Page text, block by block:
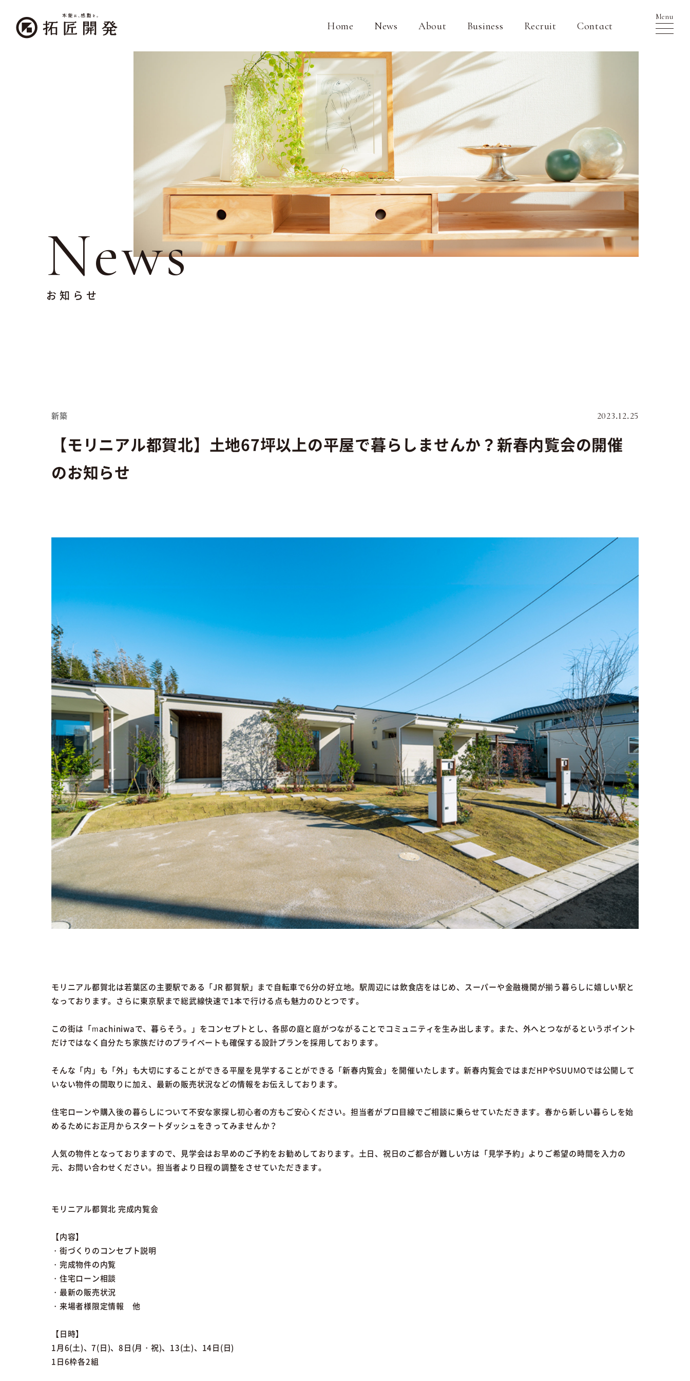
Home News About Business Recruit Contact
Menu
News
お知らせ
新築 2023.12.25
【モリニアル都賀北】土地67坪以上の平屋で暮らしませんか？新春内覧会の開催
のお知らせ
モリニアル都賀北は若葉区の主要駅である「JR 都賀駅」まで自転車で6分の好立地。駅周辺には飲食店をはじめ、スーパーや金融機関が揃う暮らしに嬉しい駅と
なっております。さらに東京駅まで総武線快速で1本で行ける点も魅力のひとつです。
この街は「machiniwaで、暮らそう。」をコンセプトとし、各邸の庭と庭がつながることでコミュニティを生み出します。また、外へとつながるというポイント
だけではなく自分たち家族だけのプライベートも確保する設計プランを採用しております。
そんな「内」も「外」も大切にすることができる平屋を見学することができる「新春内覧会」を開催いたします。新春内覧会ではまだHPやSUUMOでは公開して
いない物件の間取りに加え、最新の販売状況などの情報をお伝えしております。
住宅ローンや購入後の暮らしについて不安な家探し初心者の方もご安心ください。担当者がプロ目線でご相談に乗らせていただきます。春から新しい暮らしを始
めるためにお正月からスタートダッシュをきってみませんか？
人気の物件となっておりますので、見学会はお早めのご予約をお勧めしております。土日、祝日のご都合が難しい方は「見学予約」よりご希望の時間を入力の
元、お問い合わせください。担当者より日程の調整をさせていただきます。
モリニアル都賀北 完成内覧会
【内容】
・街づくりのコンセプト説明
・完成物件の内覧
・住宅ローン相談
・最新の販売状況
・来場者様限定情報 他
【日時】
1月6(土)、7(日)、8日(月・祝)、13(土)、14日(日)
1日6枠各2組